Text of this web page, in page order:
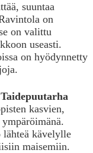
suuntaa
on
on valittu
useasti.
on hyödynnetty
Taidepuutarha
kasvien,
lähteä kävelylle
maisemiin.